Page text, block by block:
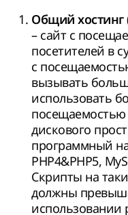
Общий хостинг
– сайт с
посетителей в
с
вызывать
использовать
посещаемостью
дискового
программный
PHP4&PHP5,
Скрипты на
должны
использовании